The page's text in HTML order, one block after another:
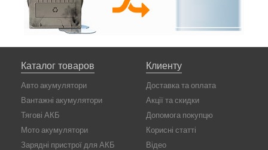
Каталог товаров
Авто акумулятори
Вантажні акумулятори
Тягові АКБ
Мото акумулятори
Зарядні пристрої для АКБ
Клиенту
Доставка та оплата
Акції та скидки
Допомога покупцю
Корисні статті
Відео